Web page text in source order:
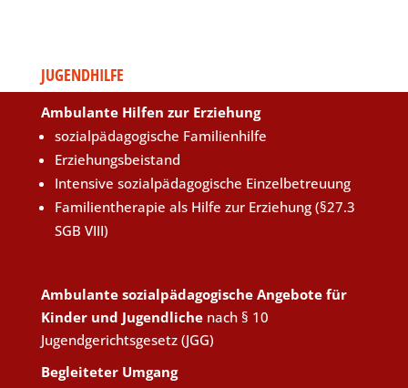
JUGENDHILFE
Ambulante Hilfen zur Erziehung
sozialpädagogische Familienhilfe
Erziehungsbeistand
Intensive sozialpädagogische Einzelbetreuung
Familientherapie als Hilfe zur Erziehung (§27.3
SGB VIII)
Ambulante sozialpädagogische Angebote für
Kinder und Jugendliche nach § 10
Jugendgerichtsgesetz (JGG)
Begleiteter Umgang